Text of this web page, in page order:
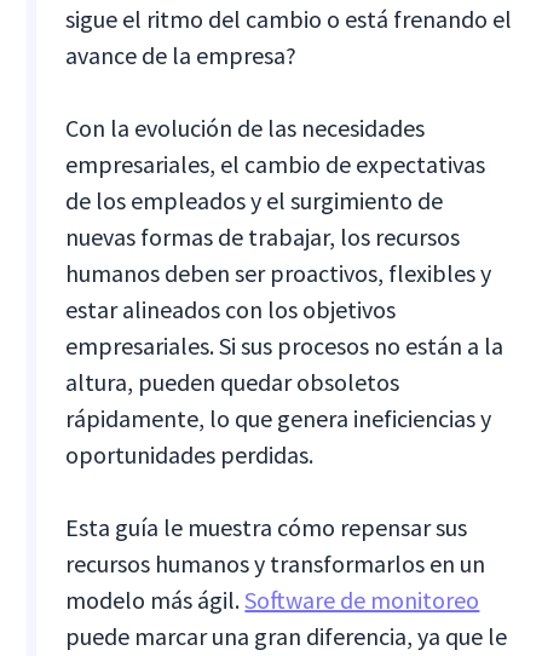
sigue el ritmo del cambio o está frenando el
avance de la empresa?
Con la evolución de las necesidades
empresariales, el cambio de expectativas
de los empleados y el surgimiento de
nuevas formas de trabajar, los recursos
humanos deben ser proactivos, flexibles y
estar alineados con los objetivos
empresariales. Si sus procesos no están a la
altura, pueden quedar obsoletos
rápidamente, lo que genera ineficiencias y
oportunidades perdidas.
Esta guía le muestra cómo repensar sus
recursos humanos y transformarlos en un
modelo más ágil.Software de monitoreo
puede marcar una gran diferencia, ya que le